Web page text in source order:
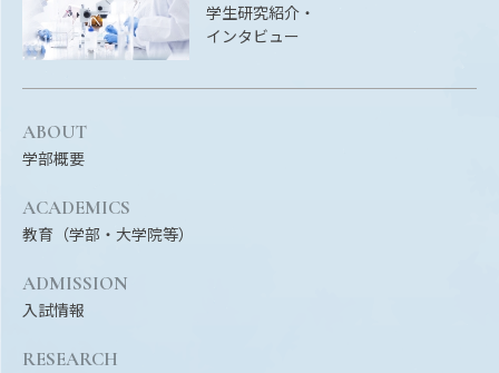
学生研究紹介・
インタビュー
ABOUT
学部概要
ACADEMICS
教育（学部・大学院等）
ADMISSION
入試情報
RESEARCH